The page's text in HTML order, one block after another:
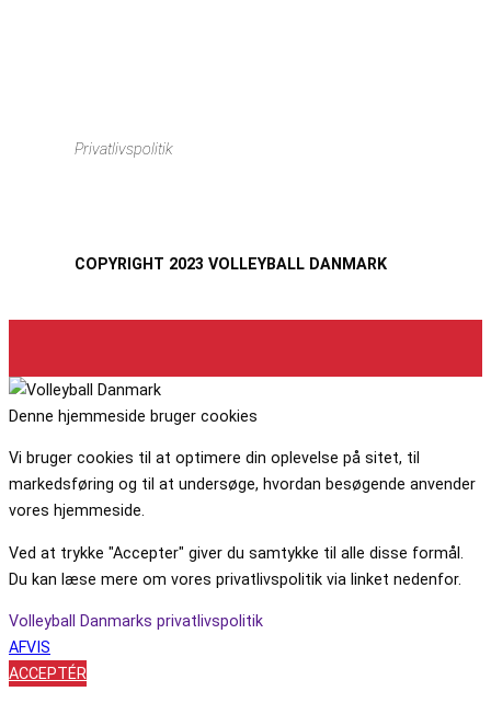
Privatlivspolitik
COPYRIGHT 2023 VOLLEYBALL DANMARK
Denne hjemmeside bruger cookies
Vi bruger cookies til at optimere din oplevelse på sitet, til
markedsføring og til at undersøge, hvordan besøgende anvender
vores hjemmeside.
Ved at trykke "Accepter" giver du samtykke til alle disse formål.
Du kan læse mere om vores privatlivspolitik via linket nedenfor.
Volleyball Danmarks privatlivspolitik
AFVIS
ACCEPTÉR